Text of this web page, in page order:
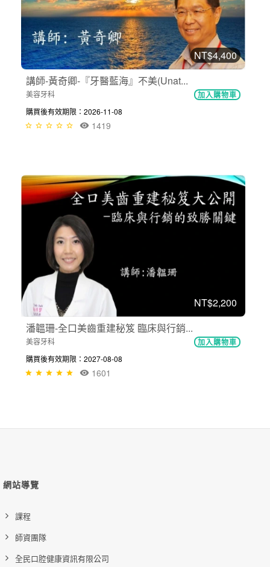
NT$4,400
講師-黃奇卿-『牙醫藍海』不美(Unat...
美容牙科 加入購物車
購買後有效期限：2026-11-08
1419
NT$2,200
潘韞珊-全口美齒重建秘笈 臨床與行銷...
美容牙科 加入購物車
購買後有效期限：2027-08-08
1601
網站導覽
課程
師資團隊
全民口腔健康資訊有限公司